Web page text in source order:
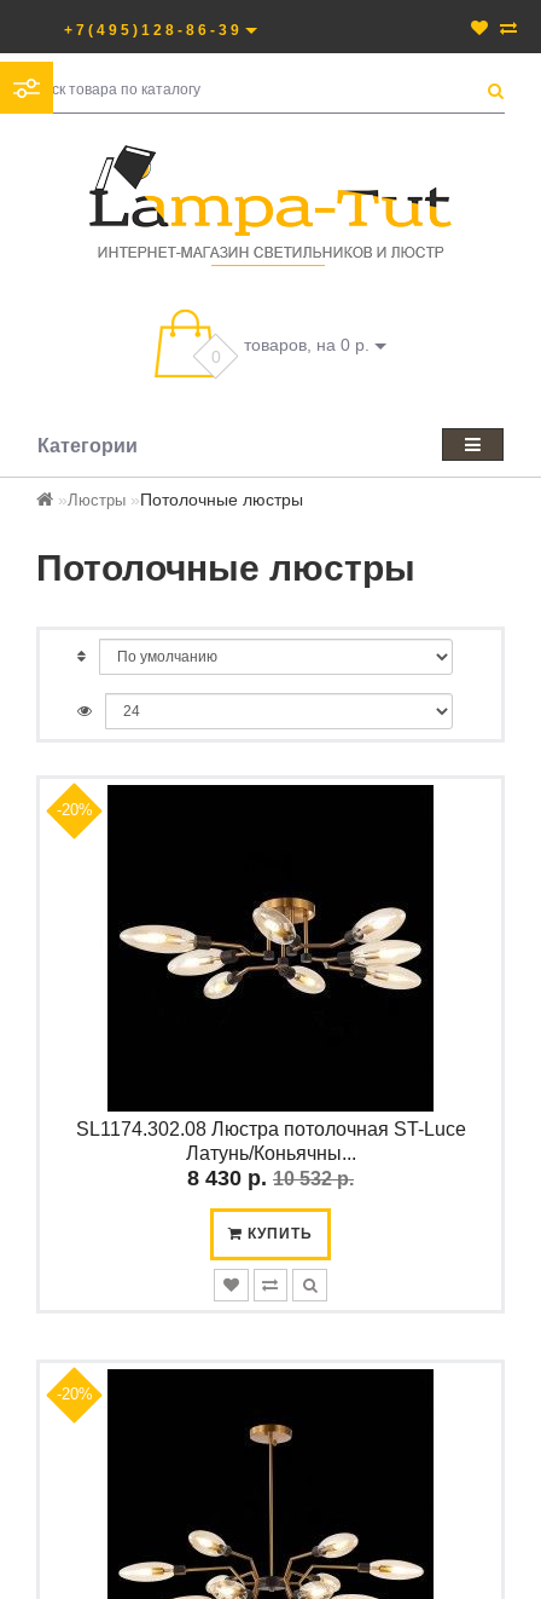
+7(495)128-86-39
0
товаров, на 0 р.
Категории
Люстры Потолочные люстры
Потолочные люстры
-20%
SL1174.302.08 Люстра потолочная ST-Luce
Латунь/Коньячны...
8 430 р. 10 532 р.
КУПИТЬ
-20%